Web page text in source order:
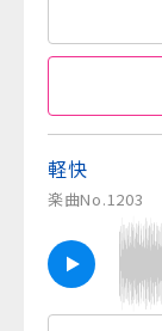
軽快
楽曲No.1203